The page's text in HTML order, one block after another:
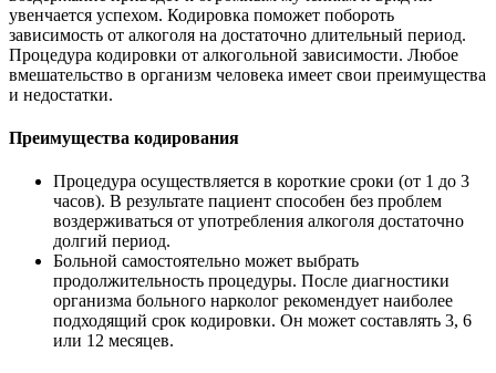
увенчается успехом. Кодировка поможет побороть
зависимость от алкоголя на достаточно длительный период.
Процедура кодировки от алкогольной зависимости. Любое
вмешательство в организм человека имеет свои преимущества
и недостатки.
Преимущества кодирования
Процедура осуществляется в короткие сроки (от 1 до 3
часов). В результате пациент способен без проблем
воздерживаться от употребления алкоголя достаточно
долгий период.
Больной самостоятельно может выбрать
продолжительность процедуры. После диагностики
организма больного нарколог рекомендует наиболее
подходящий срок кодировки. Он может составлять 3, 6
или 12 месяцев.